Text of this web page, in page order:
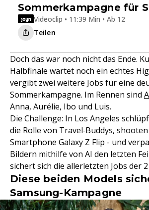
Sommerkampagne für
Videoclip • 11:39 Min • Ab 12
Teilen
Doch das war noch nicht das Ende.
Halbfinale wartet noch ein echtes
vergibt zwei weitere Jobs für eine
Sommerkampagne. Im Rennen sind
Anna, Aurélie, Ibo und Luis.
Die Challenge: In Los Angeles
die Rolle von Travel‑Buddys,
Smartphone Galaxy Z Flip - und
Bildern mithilfe von AI den letzten
sichert sich die allerletzten Jobs der
Diese beiden Models
Samsung-Kampagne